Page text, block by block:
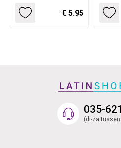
€ 5.95
035-
(di-za tussen